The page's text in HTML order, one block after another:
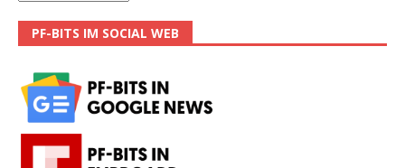
PF-BITS IM SOCIAL WEB